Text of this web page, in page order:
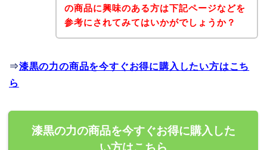
の商品に興味のある方は下記ページなどを
参考にされてみてはいかがでしょうか？
⇒漆黒の力の商品を今すぐお得に購入したい方はこち
ら
漆黒の力の商品を今すぐお得に購入した
い方はこちら